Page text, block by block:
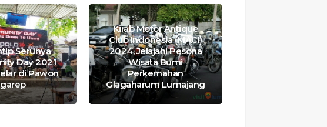
Serunya
Day 2021
di Pawon
Kirab Motor Antique
Club Indonesia (MACI)
2024, Jelajahi Pesona
Wisata Bumi
Perkemahan
Glagaharum Lumajang